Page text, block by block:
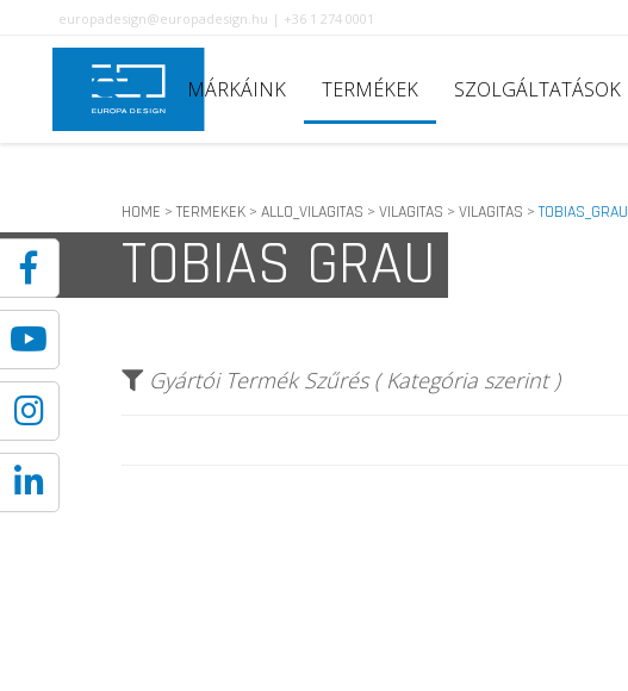
europadesign@europadesign.hu | +36 1 274 0001
MÁRKÁINK TERMÉKEK SZOLGÁLTATÁSOK
HOME > TERMEKEK > ALLO_VILAGITAS > VILAGITAS > VILAGITAS >TOBIAS_GRAU
TOBIAS GRAU
Gyártói Termék Szűrés ( Kategória szerint )